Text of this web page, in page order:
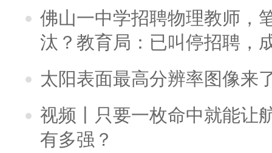
佛山一中学招聘物理教师，
汰？教育局：已叫停招聘，
太阳表面最高分辨率图像来
视频丨只要一枚命中就能让
有多强？